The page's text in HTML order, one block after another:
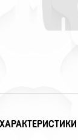
ХАРАКТЕРИСТИКИ